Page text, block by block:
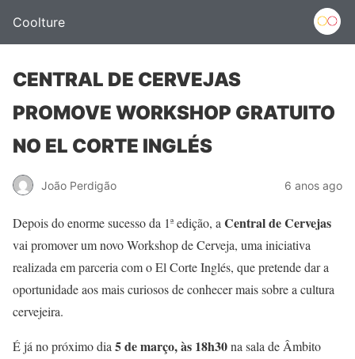
Coolture
CENTRAL DE CERVEJAS
PROMOVE WORKSHOP GRATUITO
NO EL CORTE INGLÉS
João Perdigão 6 anos ago
Depois do enorme sucesso da 1ª edição, a Central de Cervejas
vai promover um novo Workshop de Cerveja, uma iniciativa
realizada em parceria com o El Corte Inglés, que pretende dar a
oportunidade aos mais curiosos de conhecer mais sobre a cultura
cervejeira.
É já no próximo dia 5 de março, às 18h30na sala de Âmbito